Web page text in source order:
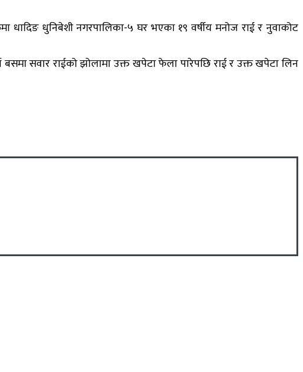
धादिङ धुनिबेशी नगरपालिका-५ घर भएका १९ वर्षीय मनोज राई र नुवाकोट
बसमा सवार राईको झोलामा उक्त खपेटा फेला पारेपछि राई र उक्त खपेटा लिन